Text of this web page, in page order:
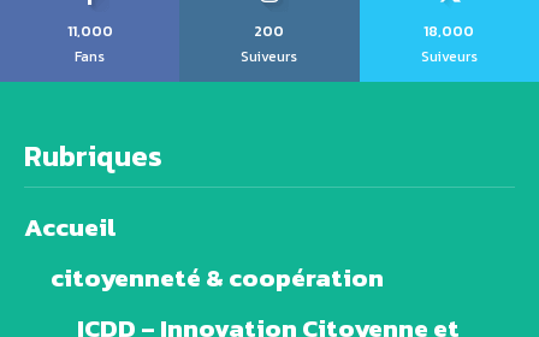
11,000
Fans
200
Suiveurs
18,000
Suiveurs
Rubriques
Accueil
citoyenneté & coopération
ICDD – Innovation Citoyenne et